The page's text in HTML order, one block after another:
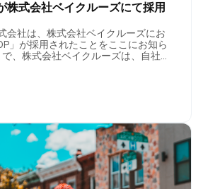
式会社ベイクルーズにて採用
会社は、株式会社ベイクルーズにお
」が採用されたことをここにお知ら
、株式会社ベイクルーズは、自社